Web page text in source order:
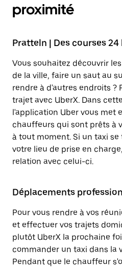
proximité
Pratteln | Des courses
Vous souhaitez découvrir
de la ville, faire un saut au
rendre à d'autres endroits ?
trajet avec UberX. Dans
l'application Uber vous met
chauffeurs qui sont prêts à
à tout moment. Si un taxi
votre lieu de prise en
relation avec celui-ci.
Déplacements
Pour vous rendre à vos
et effectuer vos trajets
plutôt UberX la prochaine
commander un taxi dans la
Pendant que le chauffeur